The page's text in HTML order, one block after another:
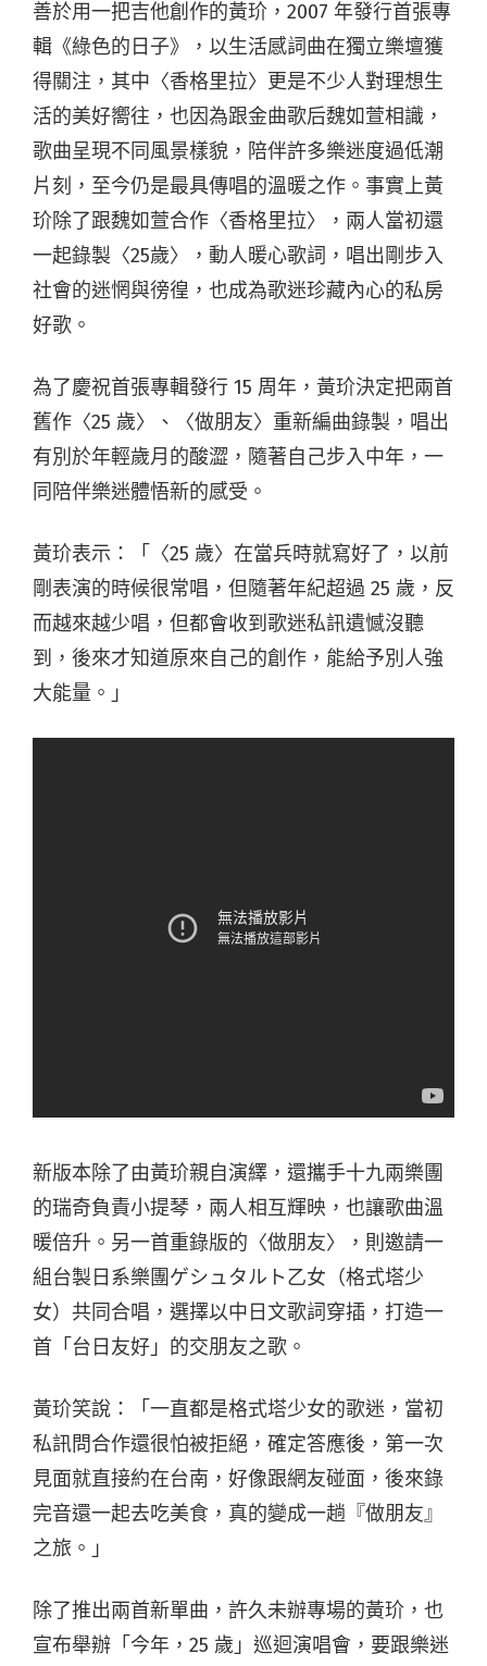
善於用一把吉他創作的黃玠，2007 年發行首張專
輯《綠色的日子》，以生活感詞曲在獨立樂壇獲
得關注，其中〈香格里拉〉更是不少人對理想生
活的美好嚮往，也因為跟金曲歌后魏如萱相識，
歌曲呈現不同風景樣貌，陪伴許多樂迷度過低潮
片刻，至今仍是最具傳唱的溫暖之作。事實上黃
玠除了跟魏如萱合作〈香格里拉〉，兩人當初還
一起錄製〈25歲〉，動人暖心歌詞，唱出剛步入
社會的迷惘與徬徨，也成為歌迷珍藏內心的私房
好歌。
為了慶祝首張專輯發行 15 周年，黃玠決定把兩首
舊作〈25 歲〉、〈做朋友〉重新編曲錄製，唱出
有別於年輕歲月的酸澀，隨著自己步入中年，一
同陪伴樂迷體悟新的感受。
黃玠表示：「〈25 歲〉在當兵時就寫好了，以前
剛表演的時候很常唱，但隨著年紀超過 25 歲，反
而越來越少唱，但都會收到歌迷私訊遺憾沒聽
到，後來才知道原來自己的創作，能給予別人強
大能量。」
新版本除了由黃玠親自演繹，還攜手十九兩樂團
的瑞奇負責小提琴，兩人相互輝映，也讓歌曲溫
暖倍升。另一首重錄版的〈做朋友〉，則邀請一
組台製日系樂團ゲシュタルト乙女（格式塔少
女）共同合唱，選擇以中日文歌詞穿插，打造一
首「台日友好」的交朋友之歌。
黃玠笑說：「一直都是格式塔少女的歌迷，當初
私訊問合作還很怕被拒絕，確定答應後，第一次
見面就直接約在台南，好像跟網友碰面，後來錄
完音還一起去吃美食，真的變成一趟『做朋友』
之旅。」
除了推出兩首新單曲，許久未辦專場的黃玠，也
宣布舉辦「今年，25 歲」巡迴演唱會，要跟樂迷